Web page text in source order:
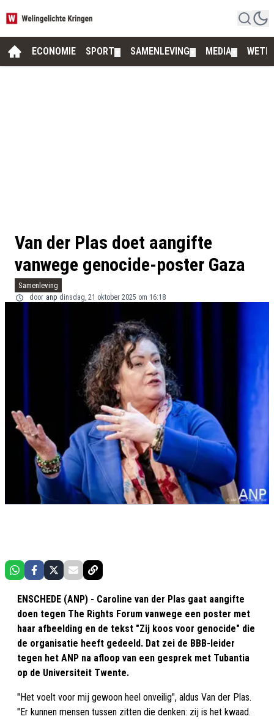
ECONOMIE SPORT SAMENLEVING MEDIA
Van der Plas doet aangifte
vanwege genocide-poster Gaza
Samenleving
door anp dinsdag, 21 oktober 2025 om 16:18
ENSCHEDE (ANP) - Caroline van der Plas gaat aangifte
doen tegen The Rights Forum vanwege een poster met
haar afbeelding en de tekst "Zij koos voor genocide" die
de organisatie heeft gedeeld. Dat zei de BBB-leider
tegen het ANP na afloop van een gesprek met Tubantia
op de Universiteit Twente.
"Het voelt voor mij gewoon heel onveilig", aldus Van der Plas.
"Er kunnen mensen tussen zitten die denken: zij is het kwaad.